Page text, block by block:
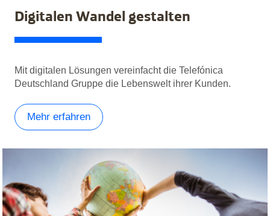
Digitalen Wandel gestalten
Mit digitalen Lösungen vereinfacht die Telefónica
Deutschland Gruppe die Lebenswelt ihrer Kunden.
Mehr erfahren